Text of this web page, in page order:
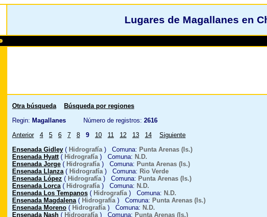
Lugares de Magallanes en
Otra búsqueda
Búsqueda por regiones
Regin: Magallanes Número de registros: 2616
Anterior
4 5 6 7 8 9 10 11 12 13 14
Siguiente
Ensenada Gidley ( Hidrografía) Comuna: Punta Arenas (Is.)
Ensenada Hyatt( Hidrografía) Comuna: N.D.
Ensenada Jorge ( Hidrografía) Comuna: Punta Arenas (Is.)
Ensenada Llanza( Hidrografía) Comuna: Rio Verde
Ensenada López ( Hidrografía) Comuna: Punta Arenas (Is.)
Ensenada Lorca( Hidrografía) Comuna: N.D.
Ensenada Los Tempanos ( Hidrografía) Comuna: N.D.
Ensenada Magdalena( Hidrografía) Comuna: Punta Arenas (Is.)
Ensenada Moreno ( Hidrografía) Comuna: N.D.
Ensenada Nash ( Hidrografía) Comuna: Punta Arenas (Is.)